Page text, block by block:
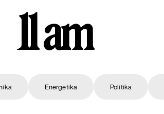
11 am
Energetika Politika